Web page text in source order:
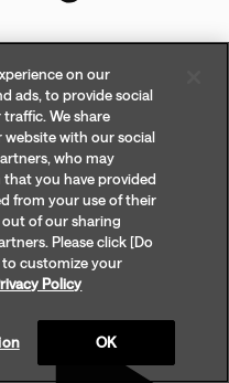
on our
ads, to provide social
We share
with our social
who may
you have provided
from your use of their
of our sharing
Please click [Do
customize your
Policy
OK